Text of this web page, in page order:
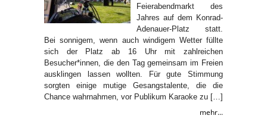
Feierabendmarkt des
Jahres auf dem Konrad-
Adenauer-Platz statt.
Bei sonnigem, wenn auch windigem Wetter füllte
sich der Platz ab 16 Uhr mit zahlreichen
Besucher*innen, die den Tag gemeinsam im Freien
ausklingen lassen wollten. Für gute Stimmung
sorgten einige mutige Gesangstalente, die die
Chance wahrnahmen, vor Publikum Karaoke zu […]
mehr...